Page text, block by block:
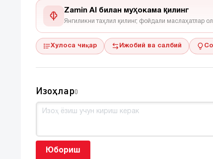
Zamin AI билан муҳокама қилинг
Янгиликни таҳлил қилинг, фойдали маслаҳатлар
Хулоса чиқар Ижобий ва салбий
Изоҳлар0
Юбориш